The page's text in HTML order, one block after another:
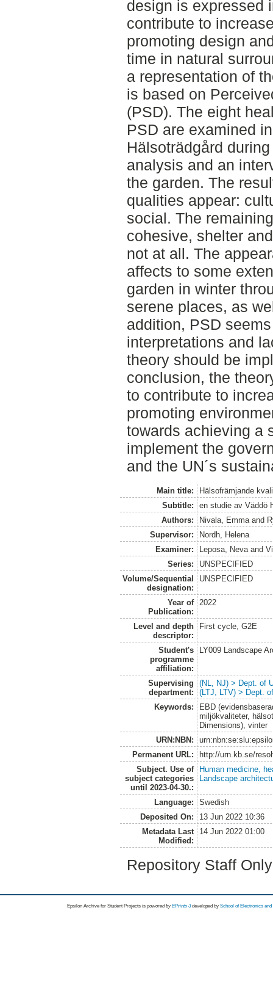
design is expressed
contribute to
promoting design
time in natural
a representation of
is based on
(PSD). The eight
PSD are examined
Hälsoträdgård
analysis and an
the garden. The
qualities appear:
social. The
cohesive, shelter
not at all. The
affects to some
garden in winter
serene places, as
addition, PSD
interpretations and
theory should be
conclusion, the
to contribute to
promoting
towards achieving a
implement the
and the UN´s
Main title:
Hälsofrämjande
Subtitle:
en studie av Väddö
Authors:
Nivala, Emma and
Supervisor:
Nordh, Helena
Examiner:
Leposa, Neva and
Series:
UNSPECIFIED
Volume/Sequential
designation:
UNSPECIFIED
Year of
Publication:
2022
Level and depth
descriptor:
First cycle, G2E
Student's
programme
affiliation:
LY009 Landscape
Supervising
department:
(NL, NJ) > Dept. of
(LTJ, LTV) > Dept.
Keywords:
EBD
miljökvaliteter,
Dimensions), vinter
URN:NBN:
Permanent URL:
http://urn.kb.se/
Subject. Use of
subject categories
until 2023-04-30.:
Human medicine,
Landscape
Language:
Swedish
Deposited On:
13 Jun 2022 10:36
Metadata Last
Modified:
14 Jun 2022 01:00
Repository Staff
Epsilon Archive for Student Projects is powored byEPrints 3 developed by School of Electronics